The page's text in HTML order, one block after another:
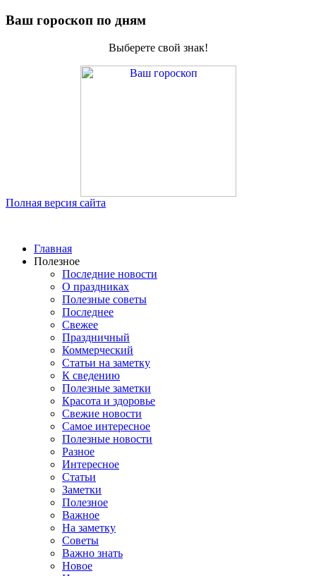
Ваш гороскоп по дням
Выберете свой знак!
Полная версия сайта
Главная
Полезное
Последние новости
О праздниках
Полезные советы
Последнее
Свежее
Праздничный
Коммерческий
Статьи на заметку
К сведению
Полезные заметки
Красота и здоровье
Свежие новости
Самое интересное
Полезные новости
Разное
Интересное
Статьи
Заметки
Полезное
Важное
На заметку
Советы
Важно знать
Новое